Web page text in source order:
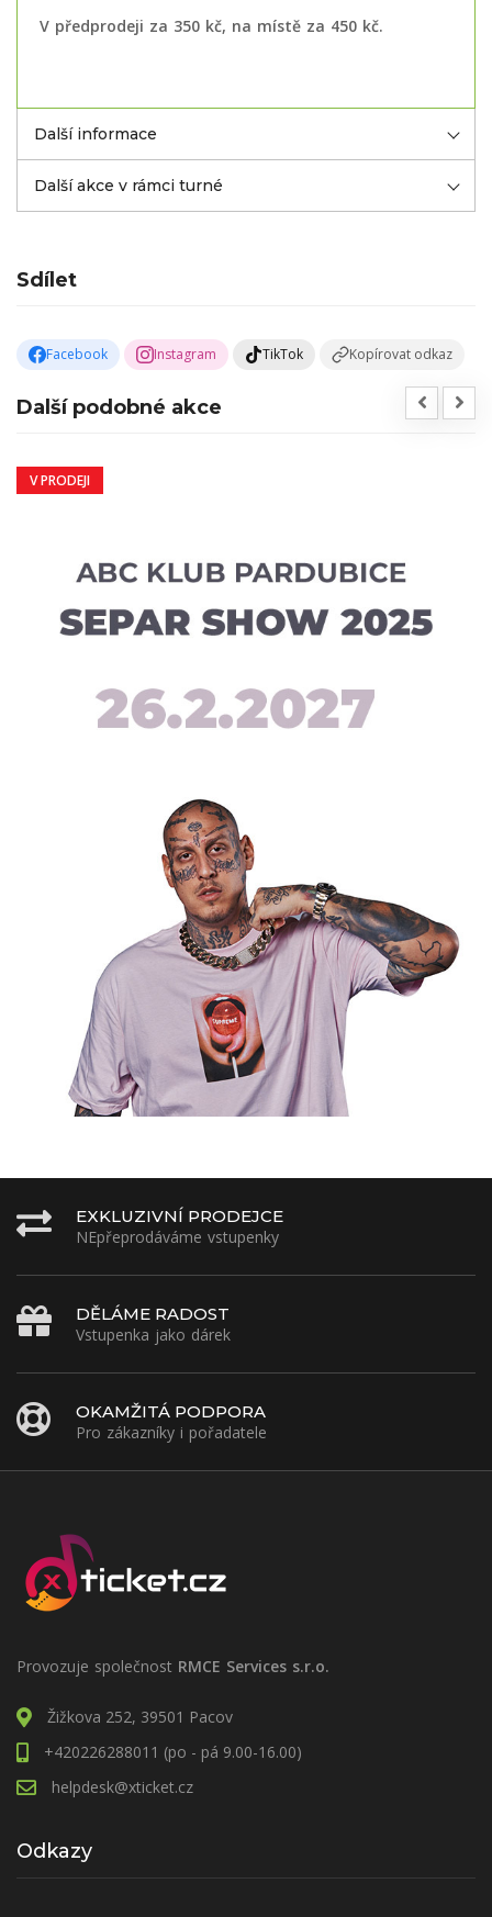
V předprodeji za 350 kč, na místě za 450 kč.
Další informace
Další akce v rámci turné
Sdílet
Facebook Instagram TikTok Kopírovat odkaz
Další podobné akce
V PRODEJI
EXKLUZIVNÍ PRODEJCE
NEpřeprodáváme vstupenky
DĚLÁME RADOST
Vstupenka jako dárek
OKAMŽITÁ PODPORA
Pro zákazníky i pořadatele
Provozuje společnost RMCE Services s.r.o.
Žižkova 252, 39501 Pacov
+420226288011 (po - pá 9.00-16.00)
helpdesk@xticket.cz
Odkazy